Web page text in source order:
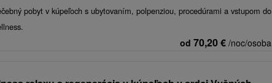
pobyt v kúpeľoch s ubytovaním, polpenziou, procedúrami a vstupom do
od 70,20€ /noc/osoba